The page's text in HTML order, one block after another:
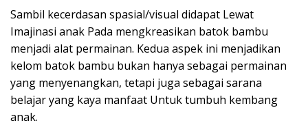
Sambil kecerdasan spasial/visual didapat Lewat
Imajinasi anak Pada mengkreasikan batok bambu
menjadi alat permainan. Kedua aspek ini menjadikan
kelom batok bambu bukan hanya sebagai permainan
yang menyenangkan, tetapi juga sebagai sarana
belajar yang kaya manfaat Untuk tumbuh kembang
anak.